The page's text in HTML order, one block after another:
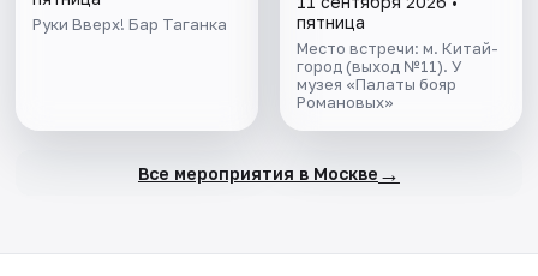
Руки Вверх! Бар Таганка
пятница
Место встречи: м. Китай-
город (выход №11). У
музея «Палаты бояр
Романовых»
Все мероприятия в Москве →